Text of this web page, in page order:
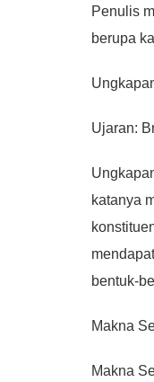
Penulis
berupa
Ujaran:
katanya
bentuk-
Makna
Makna